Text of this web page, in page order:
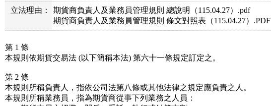
立法理由：
期貨商負責人及業務員管理規則 總說明（115.04.27）.pdf
期貨商負責人及業務員管理規則 條文對照表（115.04.27）.PDF
第 1 條
本規則依期貨交易法 (以下簡稱本法) 第六十一條規定訂定之。
第 2 條
本規則所稱負責人，指依公司法第八條或其他法律之規定應負責之人。
本規則所稱業務員，指為期貨商從事下列業務之人員：